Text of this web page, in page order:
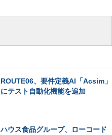
ROUTE06、要件定義AI「Acsim」
にテスト自動化機能を追加
ハウス食品グループ、ローコード